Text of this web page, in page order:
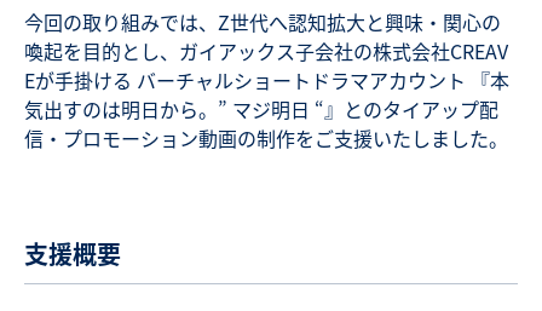
今回の取り組みでは、Z世代へ認知拡大と興味・関心の
喚起を目的とし、ガイアックス子会社の株式会社CREAV
Eが手掛ける バーチャルショートドラマアカウント 『本
気出すのは明日から。” マジ明日 “』とのタイアップ配
信・プロモーション動画の制作をご支援いたしました。
支援概要